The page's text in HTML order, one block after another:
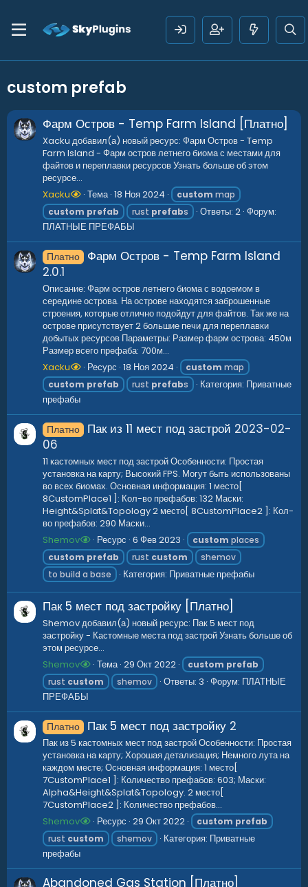
custom prefab
Фарм Остров - Temp Farm Island [Платно]
Xacku добавил(а) новый ресурс: Фарм Остров - Temp
Farm Island - Фарм остров летнего биома с местами для
файтов и переплавки ресурсов Узнать больше об этом
ресурсе...
Xacku
Тема 18 Ноя 2024 custom map
custom prefab rust prefabs Ответы: 2 Форум:
ПЛАТНЫЕ ПРЕФАБЫ
Платно
Фарм Остров - Temp Farm Island
2.0.1
Описание: Фарм остров летнего биома с водоемом в
середине острова. На острове находятся заброшенные
строения, которые отлично подойдут для файтов. Так же на
острове присутствует 2 большие печи для переплавки
добытых ресурсов Параметры: Размер фарм острова: 450м
Размер всего префаба: 700м...
Xacku
Ресурс 18 Ноя 2024 custom map
custom prefab rust prefabs Категория: Приватные
префабы
Платно Пак из 11 мест под застрой 2023-02-
06
11 кастомных мест под застрой Особенности: Простая
установка на карту; Высокий FPS. Могут быть использованы
во всех биомах. Основная информация: 1 место[
8CustomPlace1 ]: Кол-во префабов: 132 Маски:
Height&Splat&Topology 2 место[ 8CustomPlace2 ]: Кол-
во префабов: 290 Маски...
Shemov
Ресурс 6 Фев 2023 custom places
custom prefab rust custom
shemov
to build a base
Категория: Приватные префабы
Пак 5 мест под застройку [Платно]
Shemov добавил(а) новый ресурс: Пак 5 мест под
застройку - Кастомные места под застрой Узнать больше об
этом ресурсе...
Shemov
Тема 29 Окт 2022 custom prefab
rust custom shemov Ответы: 3 Форум: ПЛАТНЫЕ
ПРЕФАБЫ
Платно Пак 5 мест под застройку 2
Пак из 5 кастомных мест под застрой Особенности: Простая
установка на карту; Хорошая детализация; Немного лута на
каждом месте; Основная информация: 1 место[
7CustomPlace1 ]: Количество префабов: 603; Маски:
Alpha&Height&Splat&Topology. 2 место[
7CustomPlace2 ]: Количество префабов...
Shemov
Ресурс 29 Окт 2022 custom prefab
rust custom shemov Категория: Приватные
префабы
Abandoned Gas Station [Платно]